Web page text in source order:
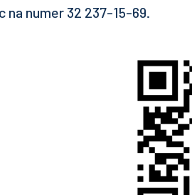
na numer 32 237-15-69.